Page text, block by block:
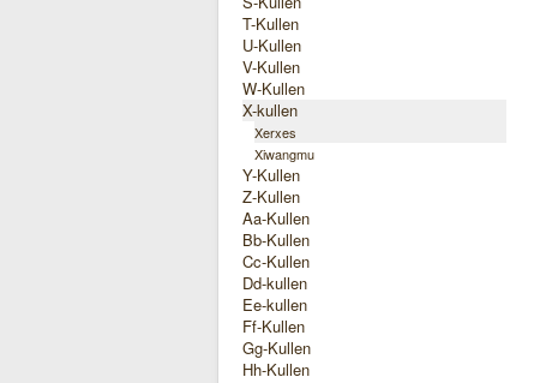
T-Kullen
U-Kullen
V-Kullen
W-Kullen
X-kullen
Xerxes
Xiwangmu
Y-Kullen
Z-Kullen
Aa-Kullen
Bb-Kullen
Cc-Kullen
Dd-kullen
Ee-kullen
Ff-Kullen
Gg-Kullen
Hh-Kullen